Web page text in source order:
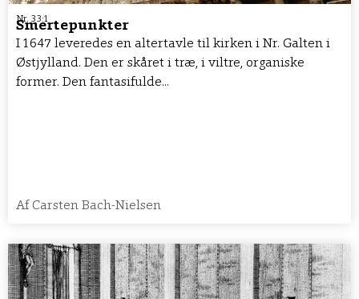
Nr. 33:1
Smertepunkter
I 1647 leveredes en altertavle til kirken i Nr. Galten i
Østjylland. Den er skåret i træ, i viltre, organiske
former. Den fantasifulde...
Af Carsten Bach-Nielsen